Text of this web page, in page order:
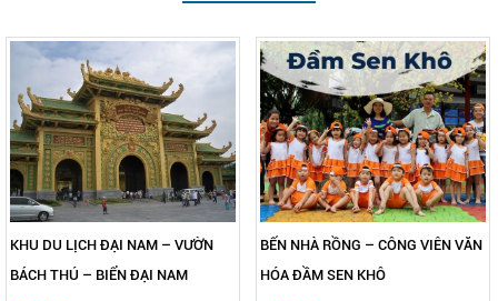
KHU DU LỊCH ĐẠI NAM – VƯỜN
BÁCH THÚ – BIỂN ĐẠI NAM
BẾN NHÀ RỒNG – CÔNG VIÊN VĂN
HÓA ĐẦM SEN KHÔ